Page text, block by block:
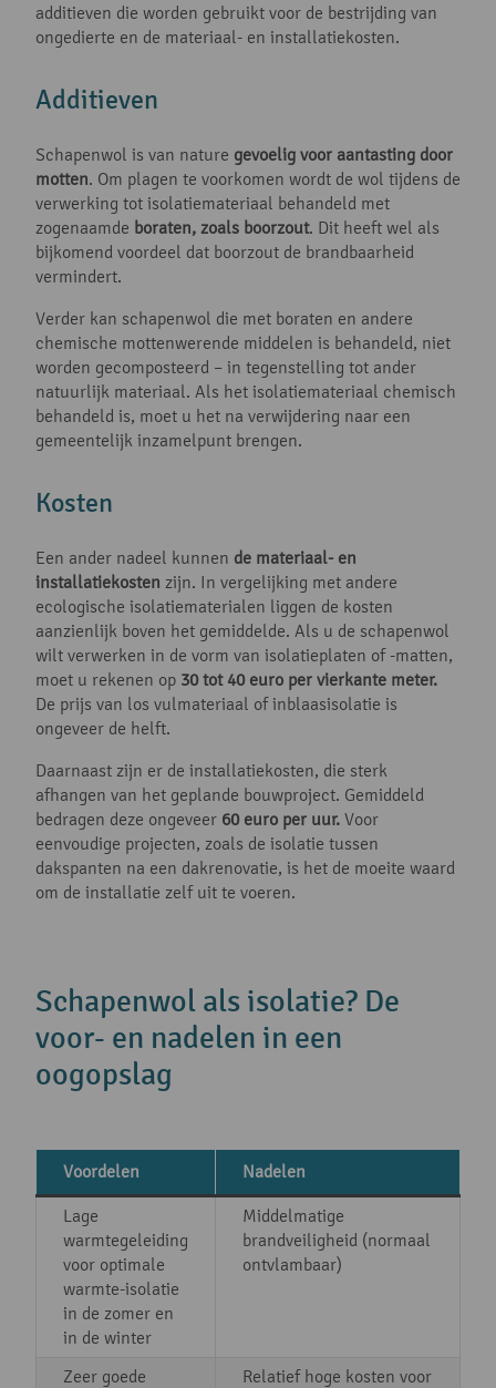
additieven die worden gebruikt voor de bestrijding van
ongedierte en de materiaal- en installatiekosten.
Additieven
Schapenwol is van nature gevoelig voor aantasting door
motten. Om plagen te voorkomen wordt de wol tijdens de
verwerking tot isolatiemateriaal behandeld met
zogenaamde boraten, zoals boorzout. Dit heeft wel als
bijkomend voordeel dat boorzout de brandbaarheid
vermindert.
Verder kan schapenwol die met boraten en andere
chemische mottenwerende middelen is behandeld, niet
worden gecomposteerd – in tegenstelling tot ander
natuurlijk materiaal. Als het isolatiemateriaal chemisch
behandeld is, moet u het na verwijdering naar een
gemeentelijk inzamelpunt brengen.
Kosten
Een ander nadeel kunnen de materiaal- en
installatiekosten zijn. In vergelijking met andere
ecologische isolatiematerialen liggen de kosten
aanzienlijk boven het gemiddelde. Als u de schapenwol
wilt verwerken in de vorm van isolatieplaten of -matten,
moet u rekenen op 30 tot 40 euro per vierkante meter.
De prijs van los vulmateriaal of inblaasisolatie is
ongeveer de helft.
Daarnaast zijn er de installatiekosten, die sterk
afhangen van het geplande bouwproject. Gemiddeld
bedragen deze ongeveer 60 euro per uur. Voor
eenvoudige projecten, zoals de isolatie tussen
dakspanten na een dakrenovatie, is het de moeite waard
om de installatie zelf uit te voeren.
Schapenwol als isolatie? De
voor- en nadelen in een
oogopslag
Voordelen Nadelen
Lage
warmtegeleiding
voor optimale
warmte-isolatie
in de zomer en
in de winter
Middelmatige
brandveiligheid (normaal
ontvlambaar)
Zeer goede
Relatief hoge kosten voor